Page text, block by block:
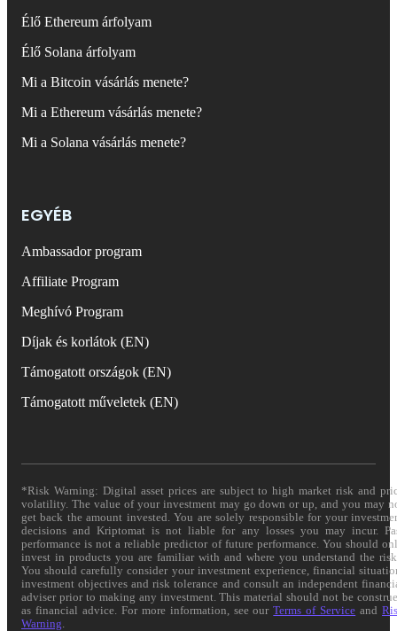
Élő Ethereum árfolyam
Élő Solana árfolyam
Mi a Bitcoin vásárlás menete?
Mi a Ethereum vásárlás menete?
Mi a Solana vásárlás menete?
EGYÉB
Ambassador program
Affiliate Program
Meghívó Program
Díjak és korlátok (EN)
Támogatott országok (EN)
Támogatott műveletek (EN)
*Risk Warning: Digital asset prices are subject to high market risk and
volatility. The value of your investment may go down or up, and you may
get back the amount invested. You are solely responsible for your
decisions and Kriptomat is not liable for any losses you may incur.
performance is not a reliable predictor of future performance. You should
invest in products you are familiar with and where you understand the
You should carefully consider your investment experience, financial
investment objectives and risk tolerance and consult an independent
adviser prior to making any investment. This material should not be
as financial advice. For more information, see ourTerms of Service and
Warning